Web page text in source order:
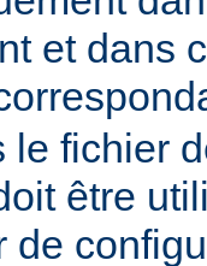
et dans
le fichier
être
de